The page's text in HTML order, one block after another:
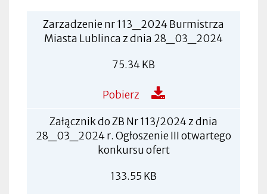
Zarzadzenie nr 113_2024 Burmistrza
Miasta Lublinca z dnia 28_03_2024
75.34 KB
Pobierz
Załącznik do ZB Nr 113/2024 z dnia
28_03_2024 r. Ogłoszenie III otwartego
konkursu ofert
133.55 KB